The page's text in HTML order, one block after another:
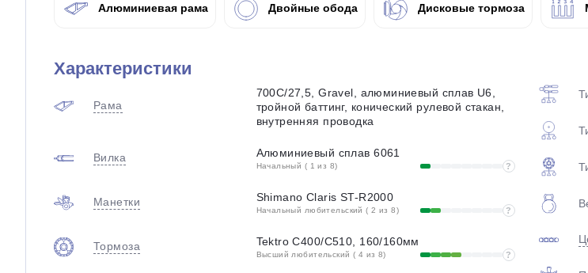
Алюминиевая рама Двойные обода Дисковые тормоза
Характеристики
Рама
700C/27,5, Gravel, алюминиевый сплав U6,
тройной баттинг, конический рулевой стакан,
внутренняя проводка
Вилка Алюминиевый сплав 6061
Начальный ( 1 из 8) ?
Манетки Shimano Claris ST-R2000
Начальный любительский ( 2 из 8) ?
Тормоза Tektro C400/C510, 160/160мм
Высший любительский ( 4 из 8) ?
plait.ru